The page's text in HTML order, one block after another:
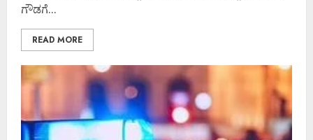
ಗೌಡಗೆ...
READ MORE